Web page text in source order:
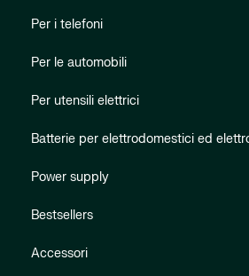
Per i telefoni
Per le automobili
Per utensili elettrici
Batterie per elettrodomestici ed
Power supply
Bestsellers
Accessori